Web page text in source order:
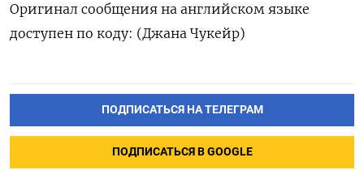
Оригинал сообщения на ​английском языке
доступен ‌по коду: (Джана Чукейр)
ПОДПИСАТЬСЯ НА ТЕЛЕГРАМ
ПОДПИСАТЬСЯ В GOOGLE